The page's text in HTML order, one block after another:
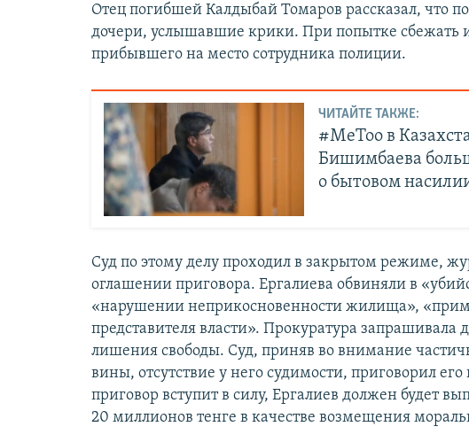
Отец погибшей Калдыбай Томаров рассказал, что
дочери, услышавшие крики. При попытке сбежать
прибывшего на место сотрудника полиции.
ЧИТАЙТЕ ТАКЖЕ:
#MeToo в
Бишимбаева
о бытовом
Суд по этому делу проходил в закрытом режиме,
оглашении приговора. Ергалиева обвиняли в
«нарушении неприкосновенности жилища»,
представителя власти». Прокуратура запрашивала
лишения свободы. Суд, приняв во внимание
вины, отсутствие у него судимости, приговорил
приговор вступит в силу, Ергалиев должен будет
20 миллионов тенге в качестве возмещения